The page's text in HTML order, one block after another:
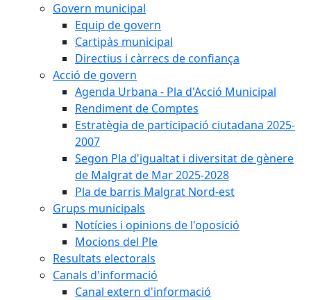
Govern municipal
Equip de govern
Cartipàs municipal
Directius i càrrecs de confiança
Acció de govern
Agenda Urbana - Pla d'Acció Municipal
Rendiment de Comptes
Estratègia de participació ciutadana 2025-
2007
Segon Pla d'igualtat i diversitat de gènere
de Malgrat de Mar 2025-2028
Pla de barris Malgrat Nord-est
Grups municipals
Notícies i opinions de l'oposició
Mocions del Ple
Resultats electorals
Canals d'informació
Canal extern d'informació